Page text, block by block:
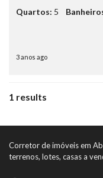
Quartos: 5
3 anos ago
1 results
Corretor de imóveis em
terrenos, lotes, casas a